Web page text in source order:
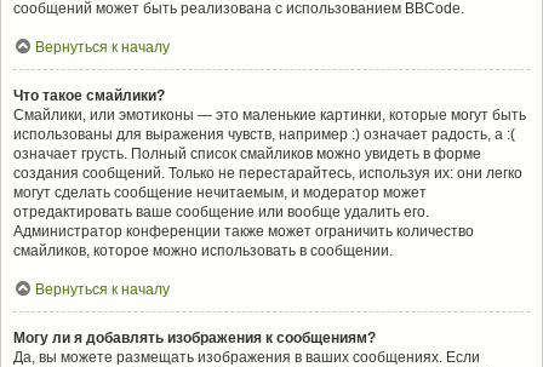
сообщений может быть реализована с использованием BBCode.
Вернуться к началу
Что такое смайлики?
Смайлики, или эмотиконы — это маленькие картинки, которые могут быть
использованы для выражения чувств, например :) означает радость, а :(
означает грусть. Полный список смайликов можно увидеть в форме
создания сообщений. Только не перестарайтесь, используя их: они легко
могут сделать сообщение нечитаемым, и модератор может
отредактировать ваше сообщение или вообще удалить его.
Администратор конференции также может ограничить количество
смайликов, которое можно использовать в сообщении.
Вернуться к началу
Могу ли я добавлять изображения к сообщениям?
Да, вы можете размещать изображения в ваших сообщениях. Если